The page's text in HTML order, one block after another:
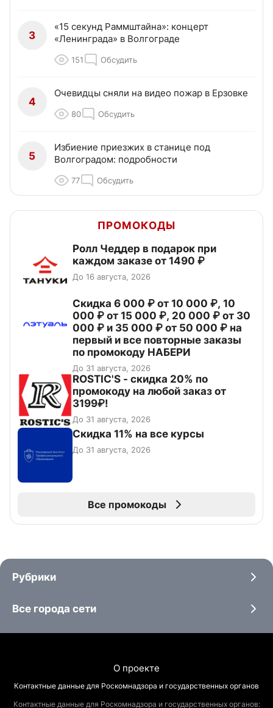
3
«15 секунд Раммштайна»: концерт
«Ленинграда» в Волгограде
151 Обсудить
4
Очевидцы сняли на видео пожар в Ерзовке
80 Обсудить
5
Избиение приезжих в станице под
Волгоградом: подробности
77 Обсудить
ПРОМОКОДЫ
Ролл Чеддер в подарок при
каждом заказе от 1490 ₽
До 16 августа, 2026
Скидка 6 000 ₽ от 10 000 ₽, 10
000 ₽ от 15 000 ₽, 20 000 ₽ от 30
000 ₽ и 35 000 ₽ от 50 000 ₽ на
первый и все повторные заказы
по промокоду НАБЕРИ
До 31 августа, 2026
ROSTIC'S - скидка 20% по
промокоду на любой заказ от
3199₽!
До 31 августа, 2026
Скидка 11% на все курсы
До 31 августа, 2026
Все промокоды
Рубрики
Все города сети
О проекте
Контактные данные для Роскомнадзора и государственных органов
Контактные данные для Роскомнадзора и государственных органов: